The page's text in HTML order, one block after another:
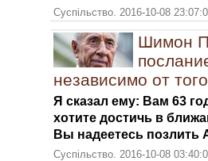
Суспільство. 2016-10-08
Шимон
независимо от
Я сказал ему: Вам 63
хотите достичь в
Вы надеетесь позлить
Суспільство. 2016-10-08